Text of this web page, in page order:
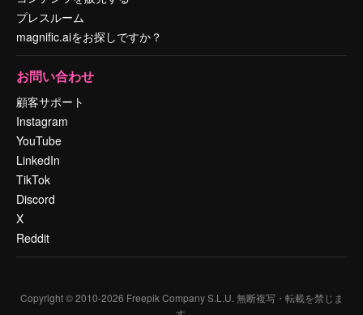
プレスルーム
magnific.aiをお探しですか？
お問い合わせ
顧客サポート
Instagram
YouTube
LinkedIn
TikTok
Discord
X
Reddit
Copyright © 2010-2026 Freepik Company S.L.U. 無断複写・転載を禁じま